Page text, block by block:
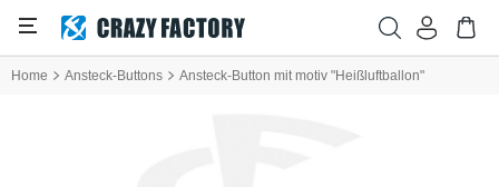
Home Ansteck-Buttons Ansteck-Button mit motiv "Heißluftballon"